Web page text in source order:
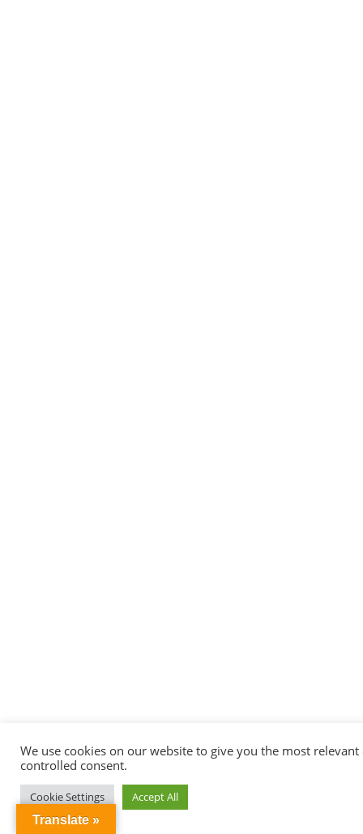
We use cookies on our website to give you the most
controlled consent.
Cookie Settings Accept All
Translate »